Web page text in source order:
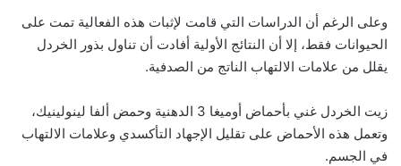
وعلى الرغم أن الدراسات التي قامت لإثبات هذه الفعالية تمت على
الحيوانات فقط، إلا أن النتائج الأولية أفادت أن تناول بذور الخردل
يقلل من علامات الالتهاب الناتج من الصدفية.
زيت الخردل غني بأحماض أوميغا 3 الدهنية وحمض ألفا لينولينيك،
وتعمل هذه الأحماض على تقليل الإجهاد التأكسدي وعلامات الالتهاب
في الجسم.